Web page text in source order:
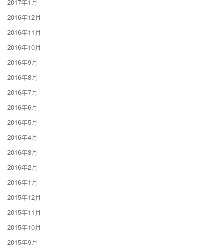
2017年1月
2016年12月
2016年11月
2016年10月
2016年9月
2016年8月
2016年7月
2016年6月
2016年5月
2016年4月
2016年3月
2016年2月
2016年1月
2015年12月
2015年11月
2015年10月
2015年9月